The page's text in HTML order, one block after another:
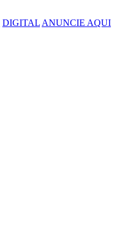
DIGITAL ANUNCIE AQUI